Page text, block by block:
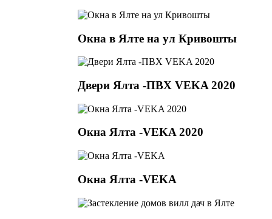
Окна в Ялте на ул Кривошты
Двери Ялта -ПВХ VEKA 2020
Окна Ялта -VEKA 2020
Окна Ялта -VEKA